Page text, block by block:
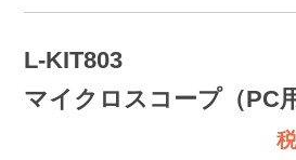
L-KIT803
マイクロスコープ（PC用